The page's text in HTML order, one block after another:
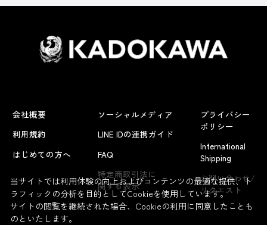
よくあるお問い合わせ
会社概要
利用規約
はじめての方へ
ソーシャルメディア
LINE IDの連携ガイド
FAQ
特定商取引法に
関する表示
プライバシー
ポリシー
International
Shipping
お問い合わせ/
リクエスト
当サイトでは利用体験の向上およびコンテンツの最適な提供、ト
ラフィックの分析を目的としてCookieを使用しています。
サイトの閲覧を継続された場合、Cookieの利用に同意したことも
のといたします。